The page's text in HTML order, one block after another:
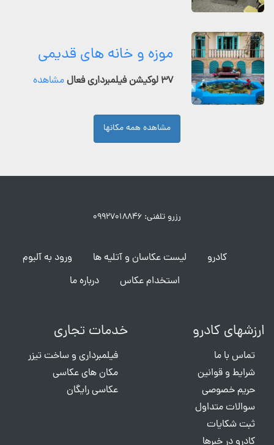
موزه و خانه های قدیمی
۳۷ لوکیشن فیلمبرداری فعال مشاهده
مشاهده همه مکانها
رزرو تلفنی: ۰۹۹۲۷۰۱۸۸۴۶
کادرو لیست عکاسان و آتلیه ها
ورود به آلبوم
استخدام عکاس
درباره ما
ارزشهای کادرو
تماس با ما
شرایط و قوانین
حریم خصوصی
سوالات متداول
ثبت شکایات
کادرو در خبرها
خدمات تجاری
فیلمبرداری و ساخت تیزر
مکان های عکاسی
عکاسی رایگان